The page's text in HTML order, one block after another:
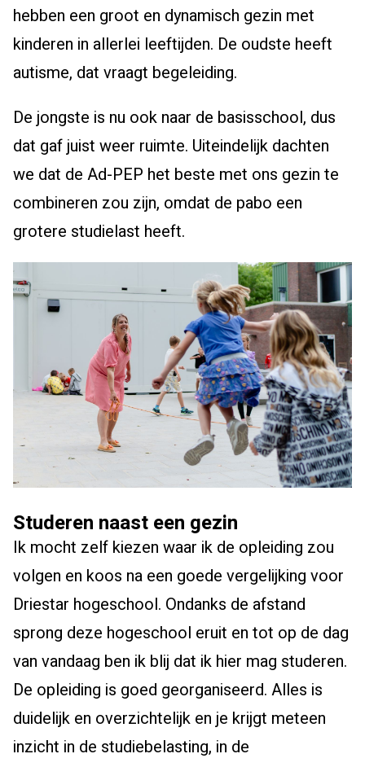
hebben een groot en dynamisch gezin met
kinderen in allerlei leeftijden. De oudste heeft
autisme, dat vraagt begeleiding.
De jongste is nu ook naar de basisschool, dus
dat gaf juist weer ruimte. Uiteindelijk dachten
we dat de Ad-PEP het beste met ons gezin te
combineren zou zijn, omdat de pabo een
grotere studielast heeft.
Studeren naast een gezin
Ik mocht zelf kiezen waar ik de opleiding zou
volgen en koos na een goede vergelijking voor
Driestar hogeschool. Ondanks de afstand
sprong deze hogeschool eruit en tot op de dag
van vandaag ben ik blij dat ik hier mag studeren.
De opleiding is goed georganiseerd. Alles is
duidelijk en overzichtelijk en je krijgt meteen
inzicht in de studiebelasting, in de